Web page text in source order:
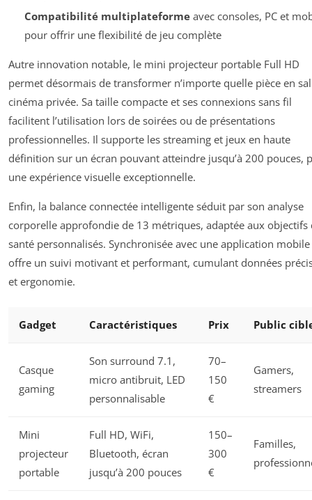
Compatibilité multiplateformeavec consoles, PC et
pour offrir une flexibilité de jeu complète
Autre innovation notable, le mini projecteur portable Full HD
permet désormais de transformer n’importe quelle pièce en
cinéma privée. Sa taille compacte et ses connexions sans fil
facilitent l’utilisation lors de soirées ou de présentations
professionnelles. Il supporte les streaming et jeux en haute
définition sur un écran pouvant atteindre jusqu’à 200 pouces,
une expérience visuelle exceptionnelle.
Enfin, la balance connectée intelligente séduit par son analyse
corporelle approfondie de 13 métriques, adaptée aux objectifs
santé personnalisés. Synchronisée avec une application
offre un suivi motivant et performant, cumulant données
et ergonomie.
Gadget Caractéristiques Prix Public
Casque
gaming
Son surround 7.1,
micro antibruit, LED
personnalisable
70–
150
€
Gamers,
streamers
Mini
projecteur
portable
Full HD, WiFi,
Bluetooth, écran
jusqu’à 200 pouces
150–
300
€
Familles,